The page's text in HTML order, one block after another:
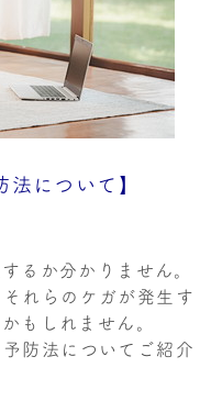
について】
るか分かりません。
れらのケガが発生す
もしれません。
防法についてご紹介